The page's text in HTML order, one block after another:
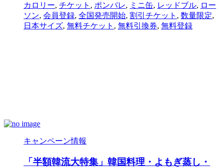
カロリー, チケット , ポンパレ, ミニ缶, レッドブル, ロー
ソン, 会員登録, 全国発売開始, 割引チケット , 数量限定,
日本サイズ, 無料チケット , 無料引換券, 無料登録
キャンペーン情報
「半額韓流大特集」韓国料理・よもぎ蒸し・